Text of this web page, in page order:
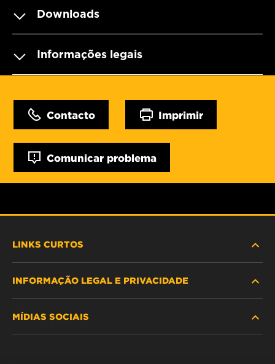
Downloads
Informações legais
Contacto Imprimir
Comunicar problema
LINKS CURTOS
ONDE COMPRAR
INFORMAÇÃO LEGAL E PRIVACIDADE
MÍDIAS SOCIAIS